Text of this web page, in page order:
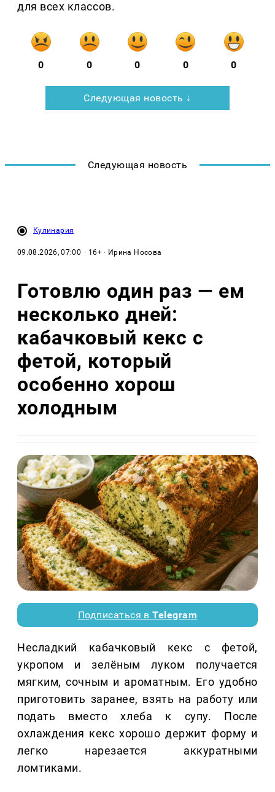
для всех классов.
0 0 0 0 0
Следующая новость ↓
Следующая новость
Кулинария
09.08.2026, 07:00 · 16+ · Ирина Носова
Готовлю один раз — ем
несколько дней:
кабачковый кекс с
фетой, который
особенно хорош
холодным
Подписаться вTelegram
Несладкий кабачковый кекс с фетой,
укропом и зелёным луком получается
мягким, сочным и ароматным. Его удобно
приготовить заранее, взять на работу или
подать вместо хлеба к супу. После
охлаждения кекс хорошо держит форму и
легко нарезается аккуратными
ломтиками.